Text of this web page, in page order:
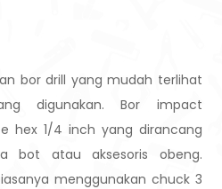
bor drill yang mudah terlihat
digunakan. Bor impact
hex 1/4 inch yang dirancang
bot atau aksesoris obeng.
menggunakan chuck 3